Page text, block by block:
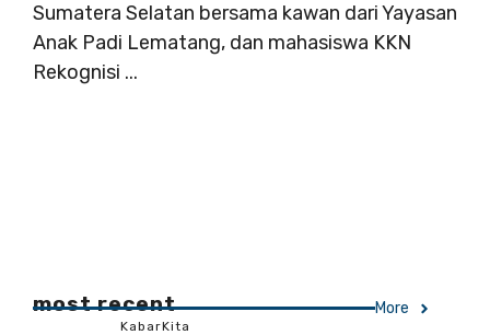
Sumatera Selatan bersama kawan dari Yayasan
Anak Padi Lematang, dan mahasiswa KKN
Rekognisi ...
most recent More
KabarKita